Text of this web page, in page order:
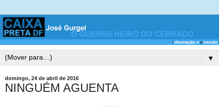
▼
domingo, 24 de abril de 2016
NINGUÉM AGUENTA